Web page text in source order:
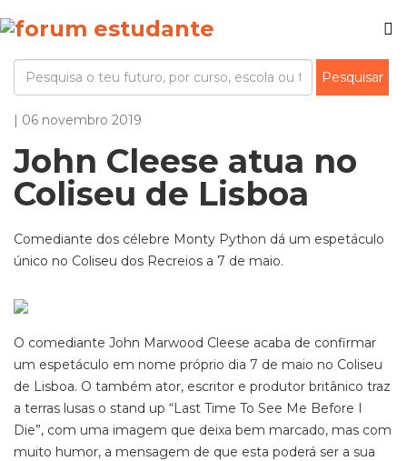
| 06 novembro 2019
John Cleese atua no
Coliseu de Lisboa
Comediante dos célebre Monty Python dá um espetáculo
único no Coliseu dos Recreios a 7 de maio.
O comediante John Marwood Cleese acaba de confirmar
um espetáculo em nome próprio dia 7 de maio no Coliseu
de Lisboa. O também ator, escritor e produtor britânico traz
a terras lusas o stand up “Last Time To See Me Before I
Die”, com uma imagem que deixa bem marcado, mas com
muito humor, a mensagem de que esta poderá ser a sua